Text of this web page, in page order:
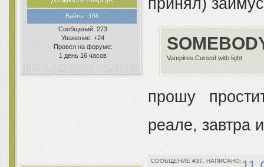
Вайпы:166
Сообщений: 273
Уважение: +24
Провел на форуме:
1 день 16 часов
Vampires.Cursed with light
прошу
реале, завтра
37